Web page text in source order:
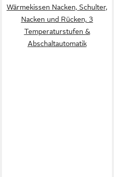
Wärmekissen Nacken, Schulter,
Nacken und Rücken, 3
Temperaturstufen &
Abschaltautomatik